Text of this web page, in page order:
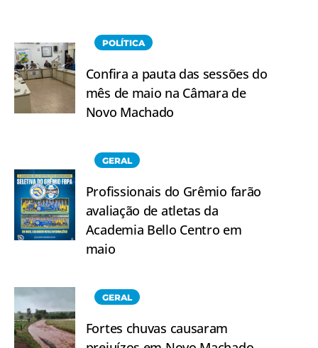
POLÍTICA
Confira a pauta das sessões do
mês de maio na Câmara de
Novo Machado
GERAL
Profissionais do Grêmio farão
avaliação de atletas da
Academia Bello Centro em
maio
GERAL
Fortes chuvas causaram